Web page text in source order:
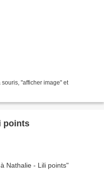
"afficher image" et
points